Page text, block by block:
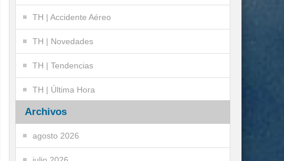
TH | Accidente Aéreo
TH | Novedades
TH | Tendencias
TH | Última Hora
Archivos
agosto 2026